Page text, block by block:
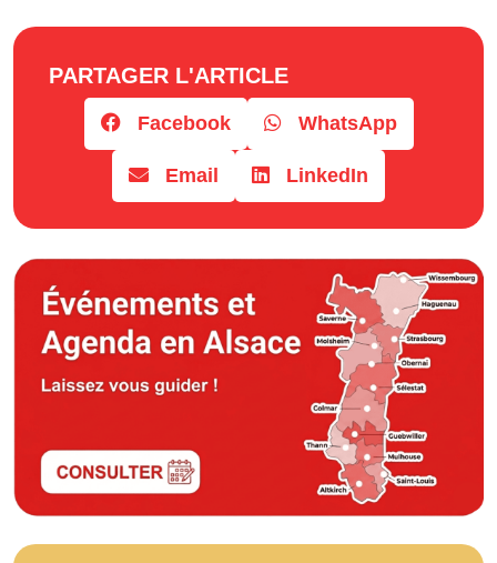
PARTAGER L'ARTICLE
Facebook WhatsApp
Email LinkedIn